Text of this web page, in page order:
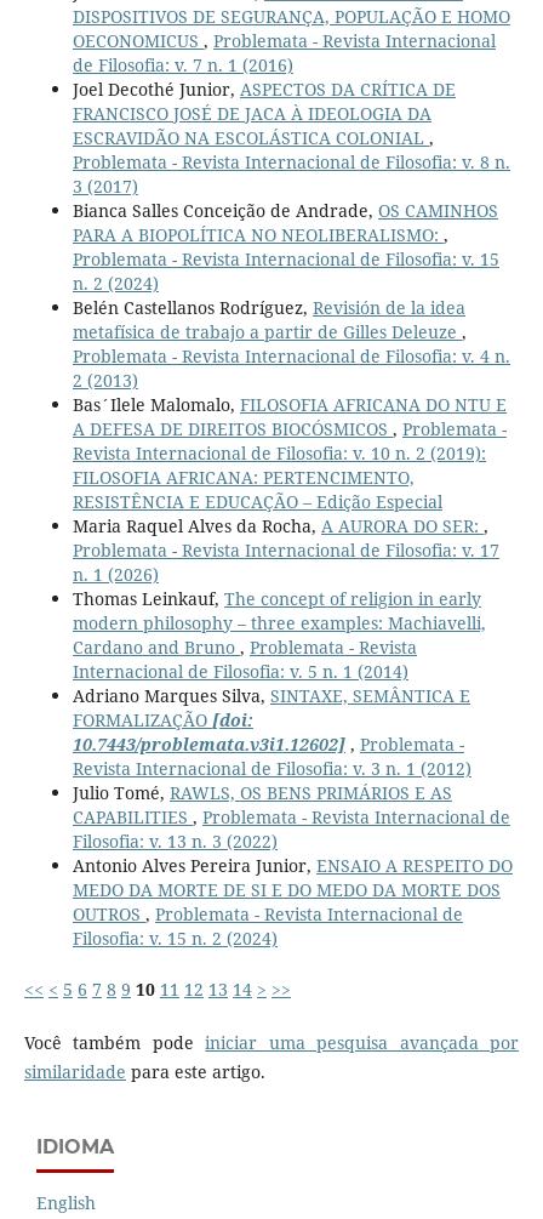
DISPOSITIVOS DE SEGURANÇA, POPULAÇÃO E HOMO
OECONOMICUS , Problemata - Revista Internacional
de Filosofia: v. 7 n. 1 (2016)
Joel Decothé Junior, ASPECTOS DA CRÍTICA DE
FRANCISCO JOSÉ DE JACA À IDEOLOGIA DA
ESCRAVIDÃO NA ESCOLÁSTICA COLONIAL ,
Problemata - Revista Internacional de Filosofia: v. 8 n.
3 (2017)
Bianca Salles Conceição de Andrade, OS CAMINHOS
PARA A BIOPOLÍTICA NO NEOLIBERALISMO: ,
Problemata - Revista Internacional de Filosofia: v. 15
n. 2 (2024)
Belén Castellanos Rodríguez, Revisión de la idea
metafísica de trabajo a partir de Gilles Deleuze ,
Problemata - Revista Internacional de Filosofia: v. 4 n.
2 (2013)
Bas´Ilele Malomalo, FILOSOFIA AFRICANA DO NTU E
A DEFESA DE DIREITOS BIOCÓSMICOS , Problemata -
Revista Internacional de Filosofia: v. 10 n. 2 (2019):
FILOSOFIA AFRICANA: PERTENCIMENTO,
RESISTÊNCIA E EDUCAÇÃO – Edição Especial
Maria Raquel Alves da Rocha, A AURORA DO SER: ,
Problemata - Revista Internacional de Filosofia: v. 17
n. 1 (2026)
Thomas Leinkauf, The concept of religion in early
modern philosophy – three examples: Machiavelli,
Cardano and Bruno , Problemata - Revista
Internacional de Filosofia: v. 5 n. 1 (2014)
Adriano Marques Silva, SINTAXE, SEMÂNTICA E
FORMALIZAÇÃO [doi:
10.7443/problemata.v3i1.12602], Problemata -
Revista Internacional de Filosofia: v. 3 n. 1 (2012)
Julio Tomé, RAWLS, OS BENS PRIMÁRIOS E AS
CAPABILITIES , Problemata - Revista Internacional de
Filosofia: v. 13 n. 3 (2022)
Antonio Alves Pereira Junior, ENSAIO A RESPEITO DO
MEDO DA MORTE DE SI E DO MEDO DA MORTE DOS
OUTROS , Problemata - Revista Internacional de
Filosofia: v. 15 n. 2 (2024)
<< < 5 6 7 8 9 10 11 12 13 14 > >>
Você também podeiniciar uma pesquisa avançada por
similaridade para este artigo.
IDIOMA
English